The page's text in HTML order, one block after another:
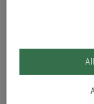
zwischen Meister und